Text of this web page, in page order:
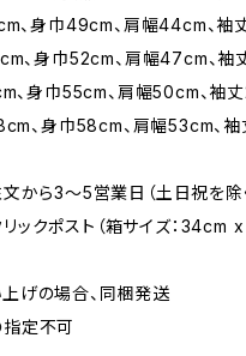
、身巾49cm、肩幅44cm、袖
、身巾52cm、肩幅47cm、袖
、身巾55cm、肩幅50cm、袖丈
、身巾58cm、肩幅53cm、袖
文から3〜5営業日（土日祝を除
ックポスト（箱サイズ：34cm
げの場合、同梱発送
定不可